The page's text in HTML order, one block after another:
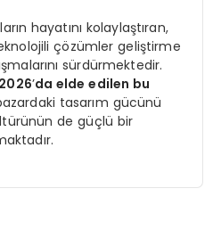
hayatını kolaylaştıran,
çözümler geliştirme
sürdürmektedir.
’da elde edilen bu
tasarım gücünü
de güçlü bir